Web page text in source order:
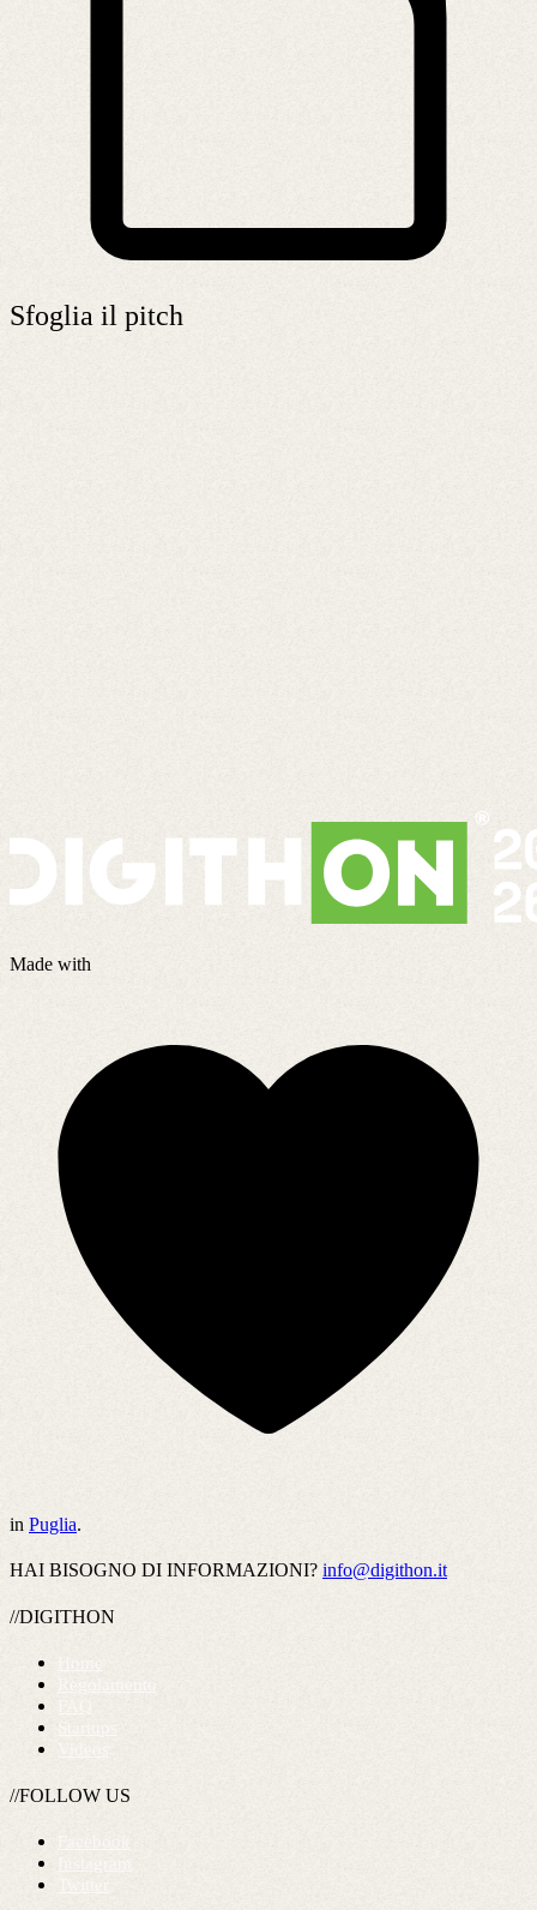
Sfoglia il pitch
Made with
in Puglia.
HAI BISOGNO DI INFORMAZIONI? info@digithon.it
//DIGITHON
//FOLLOW US